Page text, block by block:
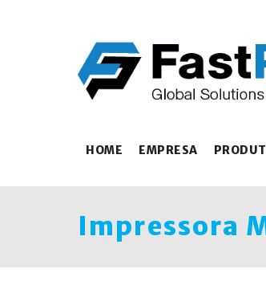
HOME EMPRESA
Impressora